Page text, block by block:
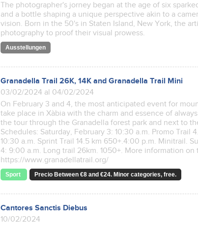
The photographer's jorney began at the age of six
and a bottle shaping a unique perspective akin to a
vision. Born in the 50's in Staten Island, New York, the
photography to proof their visual prowess.
Ausstellungen
Granadella Trail 26K, 14K and Granadella Trail Mini
03/02/2024 al 04/02/2024
On February 3 and 4, the most anticipated event for
take place in Xàbia with the charm and essence of
the tour through the Granadella forest park and next to
Schedules: Saturday, February 3: 10:30 a.m. Promo Trail
10:30 a.m. Sprint Trail 14.5 km 650+.4:00 p.m. Minitrail.
4: 9:00 a.m. Long trail 26km. 1050+. More information on
https://www.granadellatrail.org/
Sport Precio Between €8 and €24. Minor categories, free.
Cantores Sanctis Diebus
10/02/2024